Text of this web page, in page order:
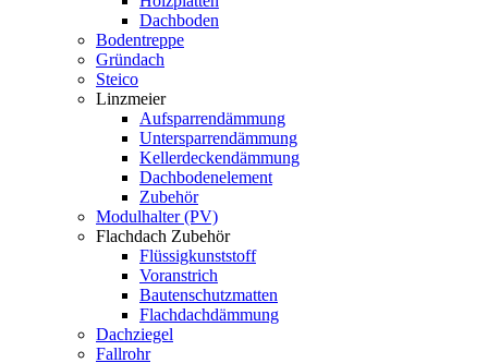
Dachboden
Bodentreppe
Gründach
Steico
Linzmeier
Aufsparrendämmung
Untersparrendämmung
Kellerdeckendämmung
Dachbodenelement
Zubehör
Modulhalter (PV)
Flachdach Zubehör
Flüssigkunststoff
Voranstrich
Bautenschutzmatten
Flachdachdämmung
Dachziegel
Fallrohr